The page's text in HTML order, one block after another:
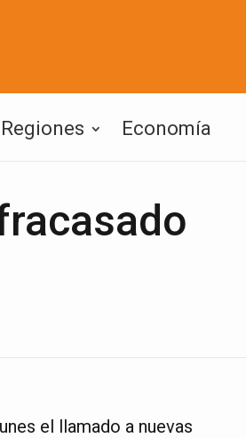
Regiones Economía
el llamado a nuevas